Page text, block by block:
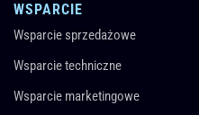
WSPARCIE
Wsparcie sprzedażowe
Wsparcie techniczne
Wsparcie marketingowe